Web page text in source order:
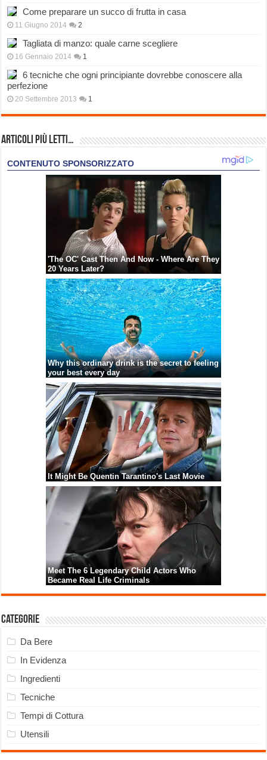
Come preparare un succo di frutta in casa
11 Giugno 2014 2
Tagliata di manzo: quale carne scegliere
16 Gennaio 2014 1
6 tecniche che ogni principiante dovrebbe conoscere alla
perfezione
20 Settembre 2013 1
Articoli più Letti…
Categorie
Da Bere
In Evidenza
Ingredienti
Tecniche
Tempi di Cottura
Utensili